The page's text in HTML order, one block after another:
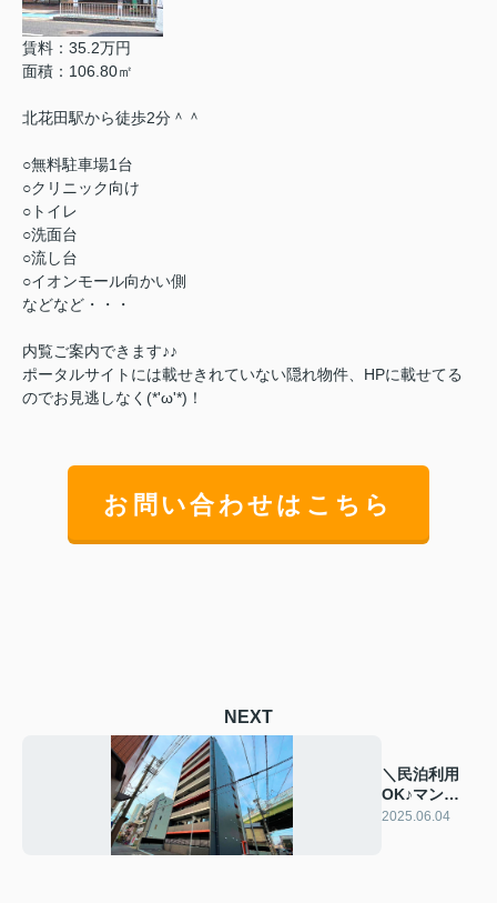
賃料：35.2万円
面積：106.80㎡
北花田駅から徒歩2分＾＾
○無料駐車場1台
○クリニック向け
○トイレ
○洗面台
○流し台
○イオンモール向かい側
などなど・・・
内覧ご案内できます♪♪
ポータルサイトには載せきれていない隠れ物件、HPに載せてる
のでお見逃しなく(*'ω'*)！
お問い合わせはこちら
NEXT
＼民泊利用
OK♪マンシ
ョン一室／
2025.06.04